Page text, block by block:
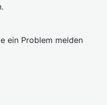
ein Problem melden